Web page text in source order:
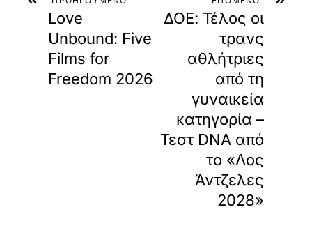
Love
Unbound: Five
Films for
Freedom 2026
ΔΟΕ: Τέλος οι
τρανς
αθλήτριες
από τη
γυναικεία
κατηγορία –
Τεστ DNA από
το «Λος
Άντζελες
2028»